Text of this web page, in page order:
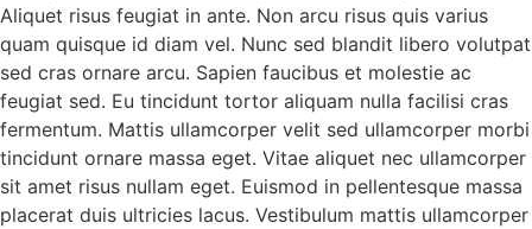
Aliquet risus feugiat in ante. Non arcu risus quis varius
quam quisque id diam vel. Nunc sed blandit libero volutpat
sed cras ornare arcu. Sapien faucibus et molestie ac
feugiat sed. Eu tincidunt tortor aliquam nulla facilisi cras
fermentum. Mattis ullamcorper velit sed ullamcorper morbi
tincidunt ornare massa eget. Vitae aliquet nec ullamcorper
sit amet risus nullam eget. Euismod in pellentesque massa
placerat duis ultricies lacus. Vestibulum mattis ullamcorper